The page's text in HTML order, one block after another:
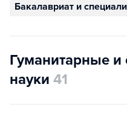
Бакалавриат и
Гуманитарные
науки 41